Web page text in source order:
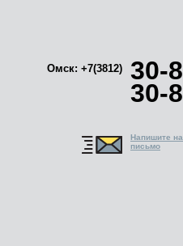
Омск: +7(3812) 30-
30-
Напишите
письмо